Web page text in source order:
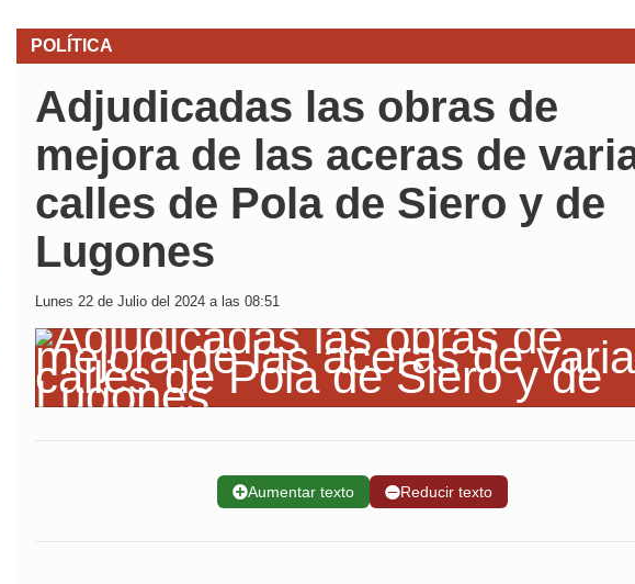
POLÍTICA
Adjudicadas las obras de
mejora de las aceras de
calles de Pola de Siero y de
Lugones
Lunes 22 de Julio del 2024 a las 08:51
➕Aumentar texto ➖Reducir texto